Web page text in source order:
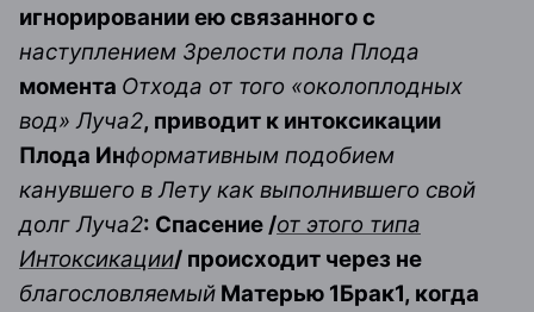
игнорировании ею связанного с
наступлением Зрелости пола Плода
момента Отхода от того «околоплодных
вод» Луча2, приводит к интоксикации
Плода Информативным подобием
канувшего в Лету как выполнившего свой
долг Луча2: Спасение /от этого типа
Интоксикации/ происходит через не
благословляемый Матерью 1Брак1, когда